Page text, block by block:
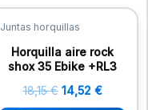
Juntas horquillas
Horquilla aire rock
shox 35 Ebike +RL3
18,15€
18,15 €.
14,52 €
14,52 €.